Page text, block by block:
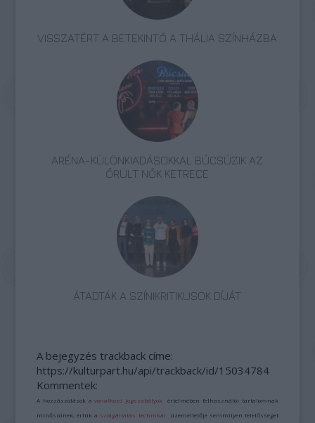
VISSZATÉRT A BETEKINTŐ A THÁLIA SZÍNHÁZBA
ARÉNA-KÜLÖNKIADÁSOKKAL BÚCSÚZIK AZ
ŐRÜLT NŐK KETRECE
ÁTADTÁK A SZÍNIKRITIKUSOK DÍJÁT
A bejegyzés trackback címe:
https://kulturpart.hu/api/trackback/id/15034784
Kommentek:
A hozzászólások avonatkozó jogszabályok értelmében felhasználói tartalomnak
minősülnek, értük a szolgáltatás technikai üzemeltetője semmilyen felelősséget